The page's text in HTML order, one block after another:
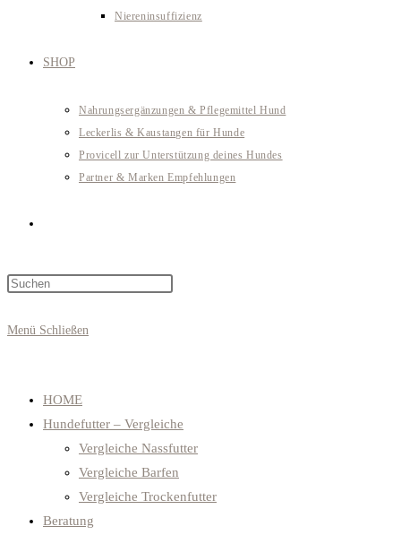
Niereninsuffizienz
SHOP
Nahrungsergänzungen & Pflegemittel Hund
Leckerlis & Kaustangen für Hunde
Provicell zur Unterstützung deines Hundes
Partner & Marken Empfehlungen
Suche
panel.
Menü Schließen
HOME
Hundefutter – Vergleiche
Vergleiche Nassfutter
Vergleiche Barfen
Vergleiche Trockenfutter
Beratung